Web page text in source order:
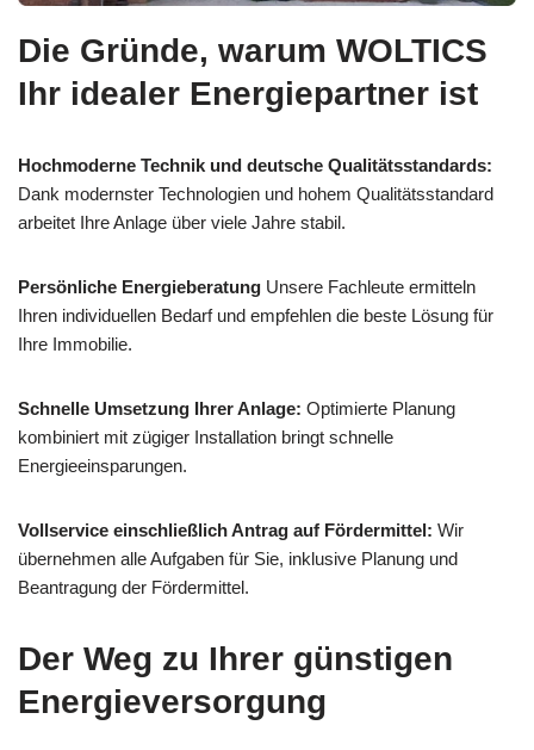
Die Gründe, warum WOLTICS
Ihr idealer Energiepartner ist
Hochmoderne Technik und deutsche Qualitätsstandards:
Dank modernster Technologien und hohem Qualitätsstandard
arbeitet Ihre Anlage über viele Jahre stabil.
Persönliche Energieberatung Unsere Fachleute ermitteln
Ihren individuellen Bedarf und empfehlen die beste Lösung für
Ihre Immobilie.
Schnelle Umsetzung Ihrer Anlage: Optimierte Planung
kombiniert mit zügiger Installation bringt schnelle
Energieeinsparungen.
Vollservice einschließlich Antrag auf Fördermittel: Wir
übernehmen alle Aufgaben für Sie, inklusive Planung und
Beantragung der Fördermittel.
Der Weg zu Ihrer günstigen
Energieversorgung